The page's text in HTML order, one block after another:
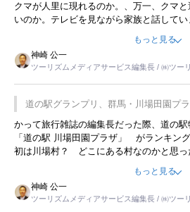
クマが人里に現れるのか。、万一、クマ
いのか。テレビを見ながら家族と話して
んてことは、冗談でもいえません。そん
もっと見る
神崎 公一
ツーリズムメディアサービス編集長 / ㈱ツー
道の駅グランプリ、群馬・川場田園プ
かって旅行雑誌の編集長だった際、道の
「道の駅 川場田園プラザ」 がランキン
初は川場村？ どこにある村なのかと思っ
永井 彰一社長にインタビューしたら、興
した。プレゼンも巧みで、今でも思い出
は、従業員に東京ディズニーランドを見
の何かを理解してもらっていることです
もっと見る
神崎 公一
ツーリズムメディアサービス編集長 / ㈱ツー